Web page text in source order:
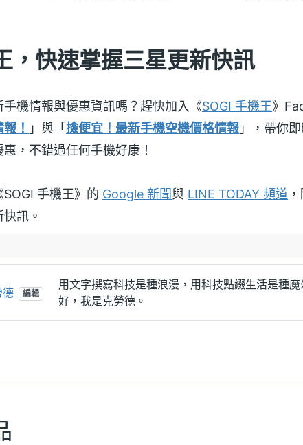
，快速掌握三星更新快訊
機情報與優惠資訊嗎？趕快加入《SOGI 手機王》
！ 」與「 撿便宜！最新手機空機價格情報 」，帶你
，不錯過任何手機好康！
手機王》的 Google 新聞與 LINE TODAY 頻道
訊。
德 編輯
用文字撰寫科技是種浪漫，用科技點綴生活是種魔
好，我是克勞德。